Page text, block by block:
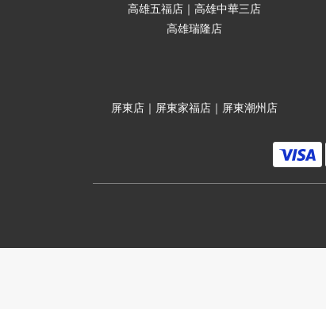
高雄五福店｜高雄中華三店
高雄瑞隆店
屏東店｜屏東家福店｜屏東潮州店